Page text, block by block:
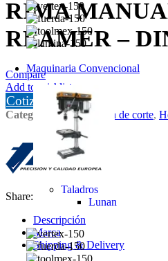
Maquinaria Convencional
Taladros
Lunan
RIMA
REAMER –
Compare
Add to wishlist
Cotizar
Categorías: Herramienta de corte,
Share:
Descripción
Marca
Shipping & Delivery